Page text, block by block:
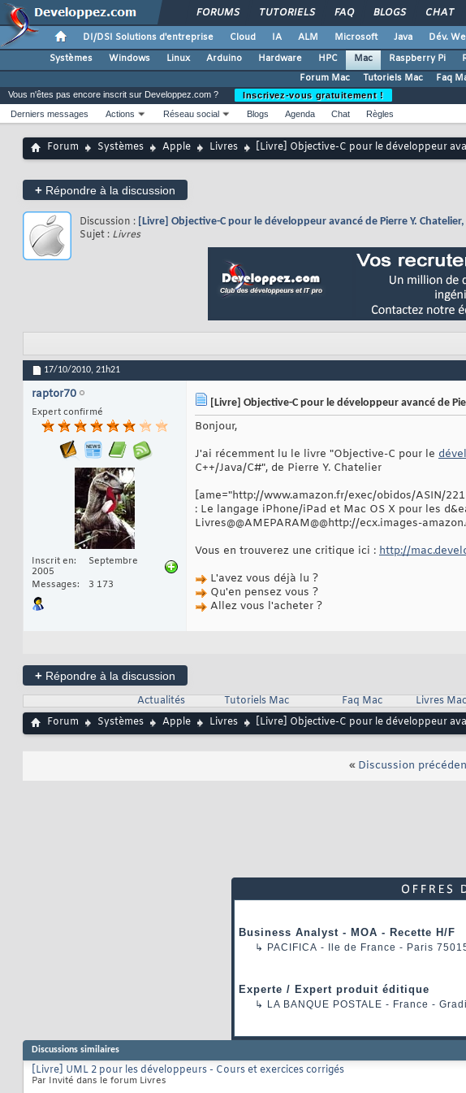
FORUMS TUTORIELS FAQ BLOGS CHAT
DI/DSI Solutions d'entreprise Cloud IA ALM Microsoft Java Dév.
Systèmes
Windows Linux Arduino Hardware HPC Mac Raspberry Pi
Forum Mac
Tutoriels Mac Faq
Vous n'êtes pas encore inscrit sur Developpez.com ?
Inscrivez-vous gratuitement !
Derniers messages
Actions Réseau social Blogs Agenda Chat Règles
Forum Systèmes Apple Livres [Livre] Objective-C pour le développeur
+ Répondre à la discussion
Discussion : [Livre] Objective-C pour le développeur avancé de Pierre Y.
Sujet : Livres
17/10/2010, 21h21
raptor70
Expert confirmé
Inscrit en
Septembre
2005
Messages
3 173
[Livre] Objective-C pour le développeur avancé de
Bonjour,
J'ai récemment lu le livre "Objective-C pour le
C++/Java/C#", de Pierre Y. Chatelier
[ame="http://www.amazon.fr/exec/obidos/ASIN/
: Le langage iPhone/iPad et Mac OS X pour les
Livres@@AMEPARAM@@http://ecx.images-
Vous en trouverez une critique ici : http://
L'avez vous déjà lu ?
Qu'en pensez vous ?
Allez vous l'acheter ?
+ Répondre à la discussion
Actualités
Tutoriels Mac Faq Mac Livres Mac
Forum
Systèmes Apple Livres [Livre] Objective-C pour le développeur
« Discussion
Business Analyst - MOA - Recette H/F
↳ PACIFICA - Ile de France - Paris
Experte / Expert produit éditique
↳ LA BANQUE POSTALE - France -
Discussions similaires
[Livre] UML 2 pour les développeurs - Cours et exercices corrigés
Par Invité dans le forum Livres